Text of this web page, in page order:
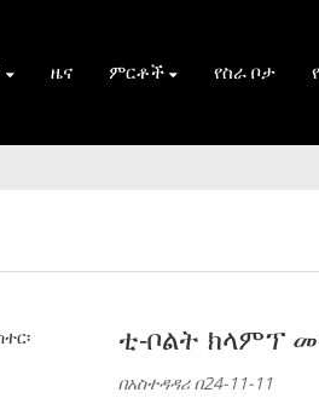
ዜና ምርቶች የስራ ቦታ
ቲ-ቦልት ክላምፕ
በአስተዳዳሪ በ24-11-11